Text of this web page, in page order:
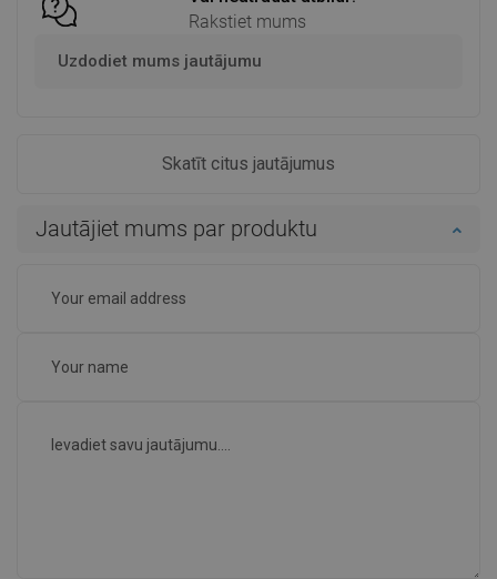
Rakstiet mums
Uzdodiet mums jautājumu
Skatīt citus jautājumus
Jautājiet mums par produktu